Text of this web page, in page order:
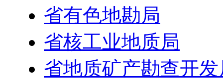
省有色地勘局
省核工业地质局
省地质矿产勘查开发